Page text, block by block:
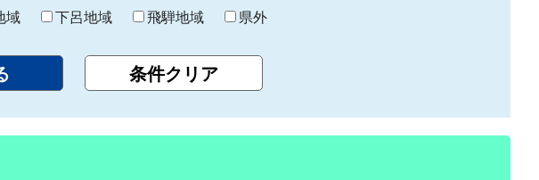
域 下呂地域 飛騨地域 県外